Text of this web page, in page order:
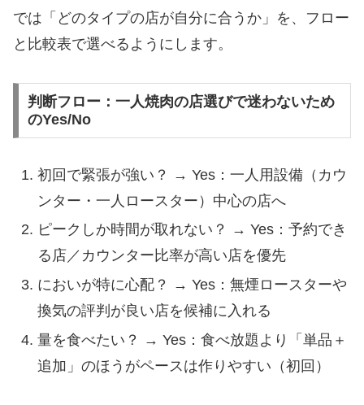
では「どのタイプの店が自分に合うか」を、フロー
と比較表で選べるようにします。
判断フロー：一人焼肉の店選びで迷わないため
のYes/No
初回で緊張が強い？ → Yes：一人用設備（カウ
ンター・一人ロースター）中心の店へ
ピークしか時間が取れない？ → Yes：予約でき
る店／カウンター比率が高い店を優先
においが特に心配？ → Yes：無煙ロースターや
換気の評判が良い店を候補に入れる
量を食べたい？ → Yes：食べ放題より「単品＋
追加」のほうがペースは作りやすい（初回）